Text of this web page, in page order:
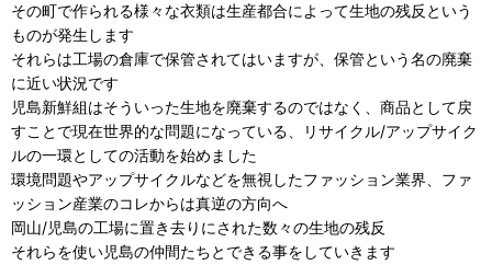
その町で作られる様々な衣類は生産都合によって生地の残反という
ものが発生します
それらは工場の倉庫で保管されてはいますが、保管という名の廃棄
に近い状況です
児島新鮮組はそういった生地を廃棄するのではなく、商品として戻
すことで現在世界的な問題になっている、リサイクル/アップサイク
ルの一環としての活動を始めました
環境問題やアップサイクルなどを無視したファッション業界、ファ
ッション産業のコレからは真逆の方向へ
岡山/児島の工場に置き去りにされた数々の生地の残反
それらを使い児島の仲間たちとできる事をしていきます